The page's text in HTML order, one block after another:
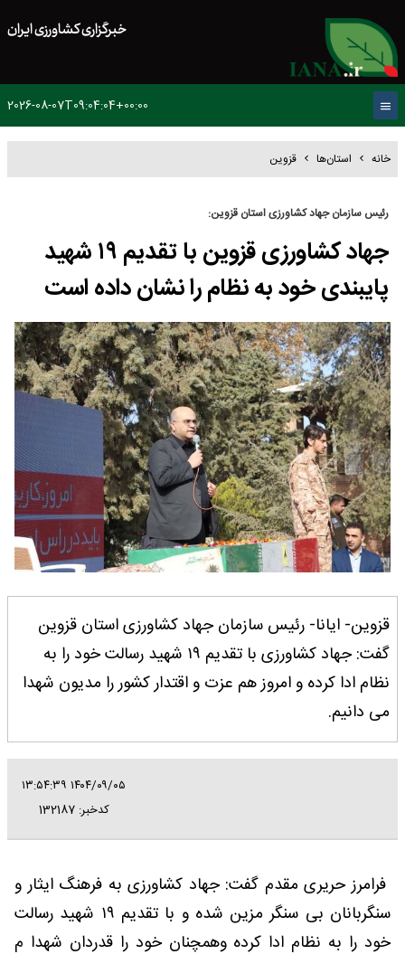
خبرگزاری کشاورزی ایران
2026-08-07T09:04:04+00:00
خانه استان‌ها قزوین
رئیس سازمان جهاد کشاورزی استان قزوین:
جهاد کشاورزی قزوین با تقدیم ۱۹ شهید
پایبندی خود به نظام را نشان داده است
قزوین- ایانا- رئیس سازمان جهاد کشاورزی استان قزوین
گفت: جهاد کشاورزی با تقدیم ۱۹ شهید رسالت خود را به
نظام ادا کرده و امروز هم عزت و اقتدار کشور را مدیون شهدا
می دانیم.
۱۴۰۴/۰۹/۰۵ ۱۳:۵۴:۳۹
کدخبر: 132187
فرامرز حریری مقدم گفت: جهاد کشاورزی به فرهنگ ایثار و
سنگربانان بی سنگر مزین شده و با تقدیم ۱۹ شهید رسالت
خود را به نظام ادا کرده وهمچنان خود را قدردان شهدا م